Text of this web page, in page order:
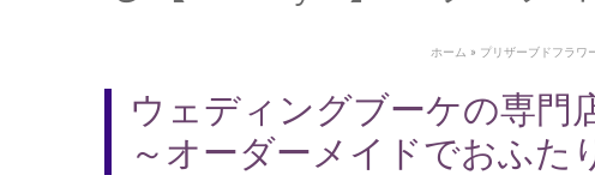
ホーム » プリザーブドフラワ
ウェディングブーケの専門
～オーダーメイドでおふた